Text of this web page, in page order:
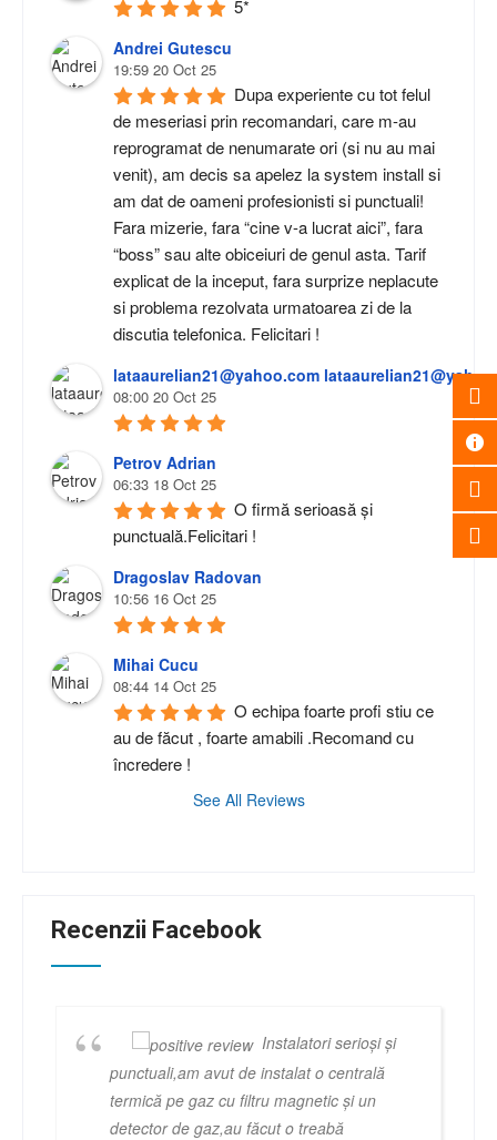
5*
Andrei Gutescu
19:59 20 Oct 25
Dupa experiente cu tot felul
de meseriasi prin recomandari, care m-au
reprogramat de nenumarate ori (si nu au mai
venit), am decis sa apelez la system install si
am dat de oameni profesionisti si punctuali!
Fara mizerie, fara “cine v-a lucrat aici”, fara
“boss” sau alte obiceiuri de genul asta. Tarif
explicat de la inceput, fara surprize neplacute
si problema rezolvata urmatoarea zi de la
discutia telefonica. Felicitari !
lataaurelian21@yahoo.com
08:00 20 Oct 25
Petrov Adrian
06:33 18 Oct 25
O firmă serioasă și
punctuală.Felicitari !
Dragoslav Radovan
10:56 16 Oct 25
Mihai Cucu
08:44 14 Oct 25
O echipa foarte profi stiu ce
au de făcut , foarte amabili .Recomand cu
încredere !
See All Reviews
Recenzii Facebook
Instalatori serioși și
punctuali,am avut de instalat o centrală
termică pe gaz cu filtru magnetic și un
detector de gaz,au făcut o treabă